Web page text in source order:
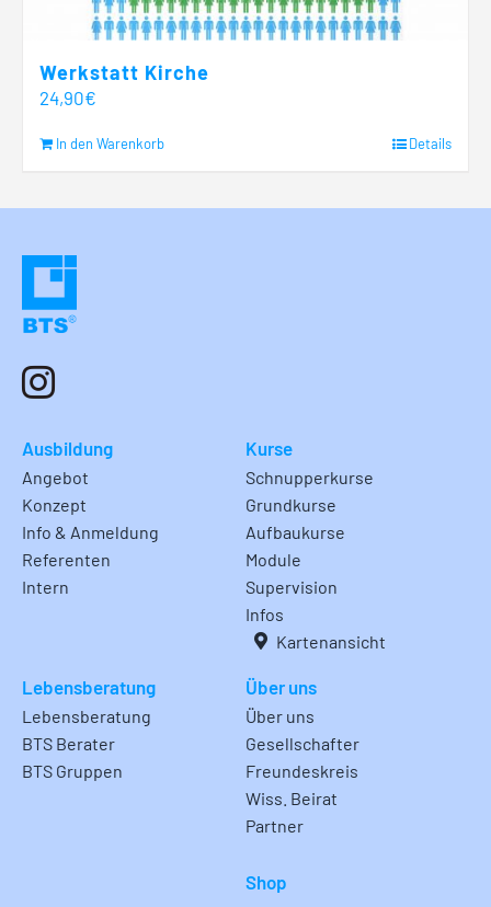
Werkstatt Kirche
24,90€
In den Warenkorb Details
Ausbildung
Angebot
Konzept
Info & Anmeldung
Referenten
Intern
Kurse
Schnupperkurse
Grundkurse
Aufbaukurse
Module
Supervision
Infos
Kartenansicht
Lebensberatung
Lebensberatung
BTS Berater
BTS Gruppen
Über uns
Über uns
Gesellschafter
Freundeskreis
Wiss. Beirat
Partner
Shop